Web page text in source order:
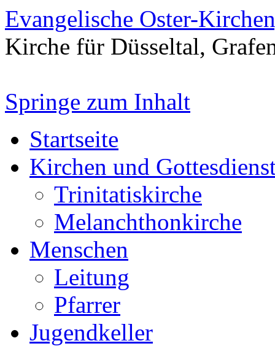
Evangelische Oster-
Kirche für Düsseltal,
Springe zum Inhalt
Startseite
Kirchen und
Trinitatiskirche
Melanchthonkirche
Menschen
Leitung
Pfarrer
Jugendkeller